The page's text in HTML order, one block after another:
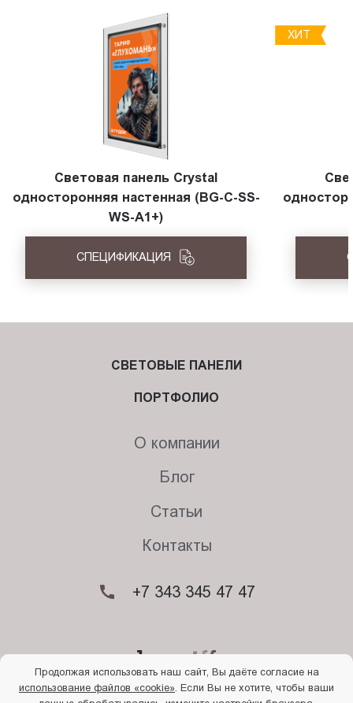
Световая панель Crystal
односторонняя настенная (BG-C-SS-
WS-A1+)
СПЕЦИФИКАЦИЯ
ХИТ
© 2026. Begriff
СВЕТОВЫЕ ПАНЕЛИ
ПОРТФОЛИО
О компании
Блог
Статьи
Контакты
+7 343 345 47 47
Продолжая использовать наш сайт, Вы даёте согласие на
использование файлов «cookie» . Если Вы не хотите, чтобы ваши